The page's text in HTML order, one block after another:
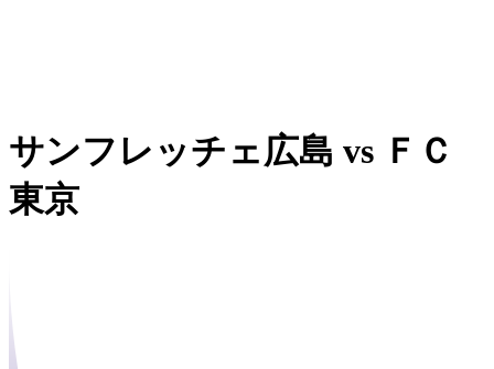
サンフレッチェ広島 vs ＦＣ
東京